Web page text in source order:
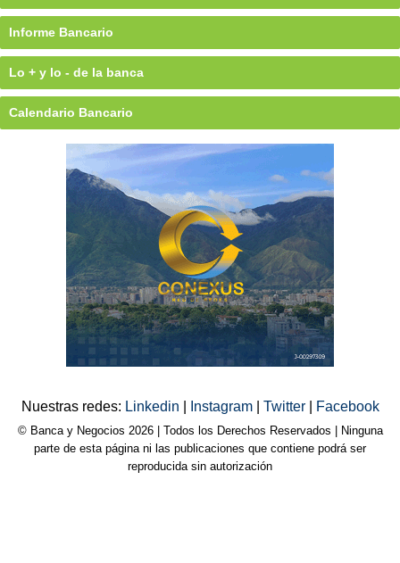
Informe Bancario
Lo + y lo - de la banca
Calendario Bancario
Nuestras redes: Linkedin Instagram Twitter Facebook
© Banca y Negocios 2026 | Todos los Derechos Reservados | Ninguna
parte de esta página ni las publicaciones que contiene podrá ser
reproducida sin autorización